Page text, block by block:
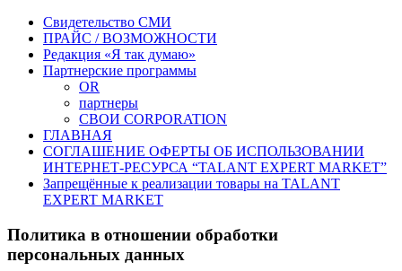
Свидетельство СМИ
ПРАЙС / ВОЗМОЖНОСТИ
Редакция «Я так думаю»
Партнерские программы
OR
партнеры
СВОИ CORPORATION
ГЛАВНАЯ
СОГЛАШЕНИЕ ОФЕРТЫ ОБ ИСПОЛЬЗОВАНИИ
ИНТЕРНЕТ-РЕСУРСА “TALANT EXPERT MARKET”
Запрещённые к реализации товары на TALANT
EXPERT MARKET
Политика в отношении обработки
персональных данных